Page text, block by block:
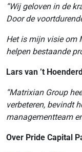
“Wij geloven in de
Door de
Het is mijn visie om
helpen bestaande
Lars van ’t
“Matrixian Group
verbeteren, bevindt
managementteam
Over Pride Capital